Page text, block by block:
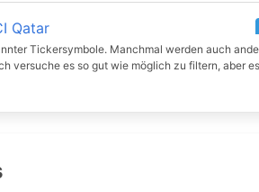
Qatar
Inc. Common
Tickersymbole. Manchmal werden auch
versuche es so gut wie möglich zu filtern, aber